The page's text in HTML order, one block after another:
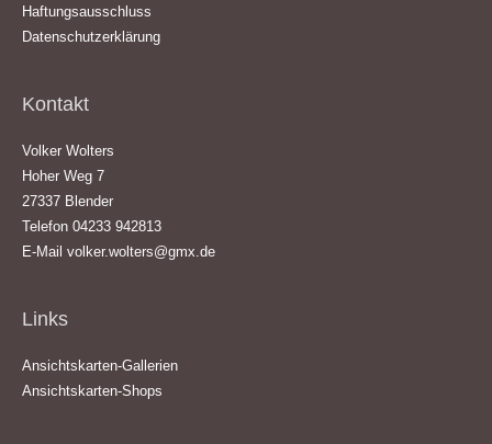
Haftungsausschluss
Datenschutzerklärung
Kontakt
Volker Wolters
Hoher Weg 7
27337 Blender
Telefon 04233 942813
E-Mail volker.wolters@gmx.de
Links
Ansichtskarten-Gallerien
Ansichtskarten-Shops